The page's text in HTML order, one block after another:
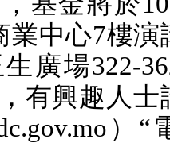
業中心7樓演
廣場322-
有興趣人士
）“